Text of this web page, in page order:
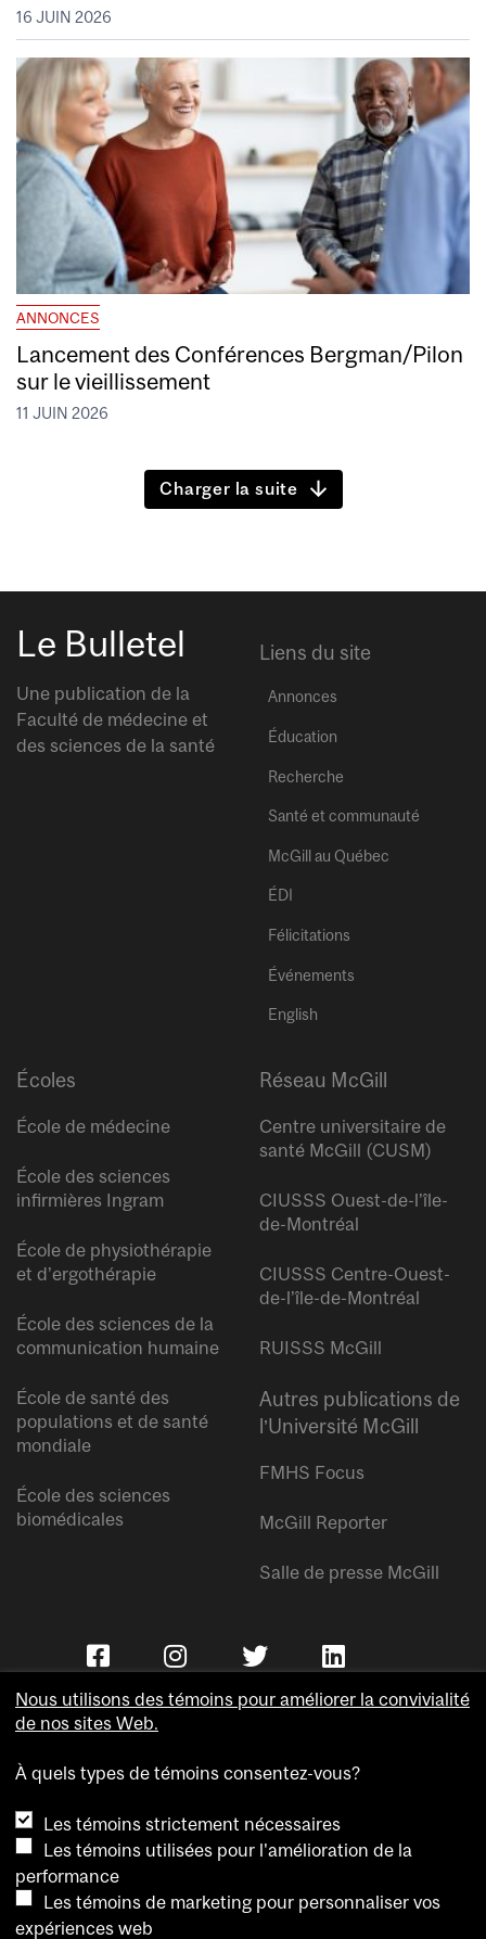
16 JUIN 2026
ANNONCES
Lancement des Conférences Bergman/Pilon
sur le vieillissement
11 JUIN 2026
Charger la suite
Le Bulletel
Une publication de la
Faculté de médecine et
des sciences de la santé
Liens du site
Annonces
Éducation
Recherche
Santé et communauté
McGill au Québec
ÉDI
Félicitations
Événements
English
Écoles
École de médecine
École des sciences
infirmières Ingram
École de physiothérapie
et d’ergothérapie
École des sciences de la
communication humaine
École de santé des
populations et de santé
mondiale
École des sciences
biomédicales
Réseau McGill
Centre universitaire de
santé McGill (CUSM)
CIUSSS Ouest-de-l’île-
de-Montréal
CIUSSS Centre-Ouest-
de-l’île-de-Montréal
RUISSS McGill
Autres publications de
l’Université McGill
FMHS Focus
McGill Reporter
Salle de presse McGill
Accessibilité
Confidentialité
Avis sur les témoins
Nous utilisons des témoins pour améliorer la convivialité
de nos sites Web.
À quels types de témoins consentez-vous?
Les témoins strictement nécessaires
Les témoins utilisées pour l'amélioration de la
performance
Les témoins de marketing pour personnaliser vos
expériences web